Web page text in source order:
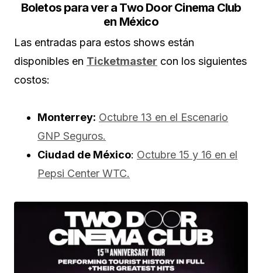
Boletos para ver a Two Door Cinema Club
en México
Las entradas para estos shows están
disponibles en Ticketmaster con los siguientes
costos:
Monterrey: Octubre 13 en el Escenario
GNP Seguros.
Ciudad de México: Octubre 15 y 16 en el
Pepsi Center WTC.